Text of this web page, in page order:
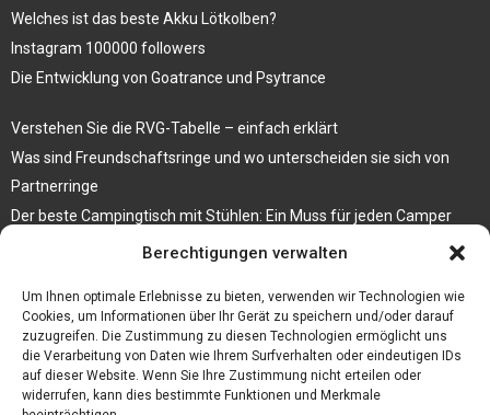
Berechtigungen verwalten
Um Ihnen optimale Erlebnisse zu bieten, verwenden wir Technologien wie
Cookies, um Informationen über Ihr Gerät zu speichern und/oder darauf
zuzugreifen. Die Zustimmung zu diesen Technologien ermöglicht uns
die Verarbeitung von Daten wie Ihrem Surfverhalten oder eindeutigen IDs
auf dieser Website. Wenn Sie Ihre Zustimmung nicht erteilen oder
widerrufen, kann dies bestimmte Funktionen und Merkmale
Welches ist das beste Akku Lötkolben?
Instagram 100000 followers
Die Entwicklung von Goatrance und Psytrance
Verstehen Sie die RVG-Tabelle – einfach erklärt
Was sind Freundschaftsringe und wo unterscheiden sie sich von
Partnerringe
Der beste Campingtisch mit Stühlen: Ein Muss für jeden Camper
Die Küche als Platz der Gemeinschaft
Elektrokamin Bestseller – die besten Stücke für Ihr Zuhause